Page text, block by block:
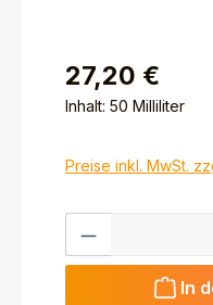
27,20 €
Inhalt: 50 Milliliter
Preise inkl. MwSt.
Produkt
In